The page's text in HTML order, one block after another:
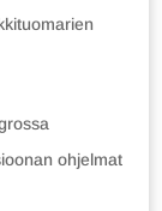
ohjelmat